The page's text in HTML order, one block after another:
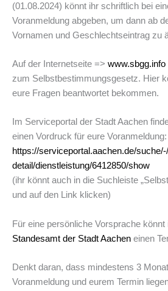
(01.08.2024) könnt ihr schriftlich bei
Voranmeldung abgeben, um dann ab
Vornamen und Geschlechtseintrag zu
Auf der Internetseite => www.sbgg.info
zum Selbstbestimmungsgesetz. Hier
eure Fragen beantwortet bekommen.
Im Serviceportal der Stadt Aachen
einen Vordruck für eure Voranmeldung:
https://serviceportal.aachen.de/
detail/dienstleistung/6412850/show
(ihr könnt auch in die Suchleiste
und auf den Link klicken)
Für eine persönliche Vorsprache könnt
Standesamt der Stadt Aachen einen
Denkt daran, dass mindestens 3
Voranmeldung und eurem Termin